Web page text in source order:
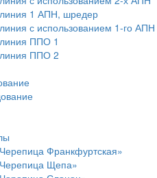
1 АПН, шредер
с использованием 1-го
ППО 1
ППО 2
Франкфуртская»
Щепа»